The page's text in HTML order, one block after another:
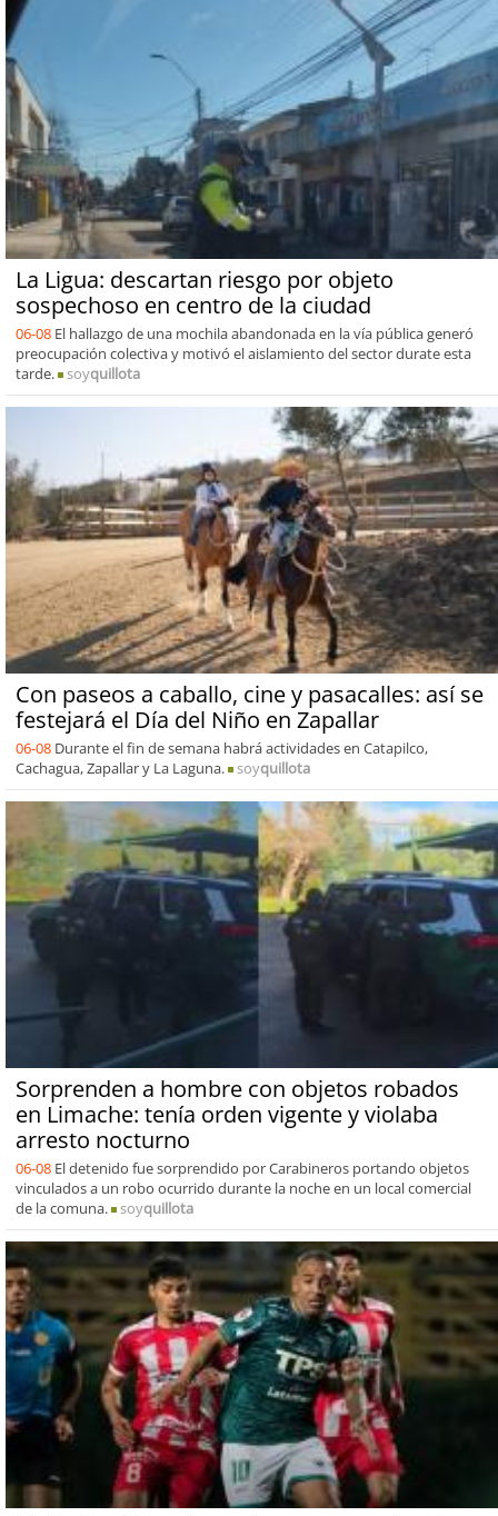
La Ligua: descartan riesgo por objeto
sospechoso en centro de la ciudad
06-08 El hallazgo de una mochila abandonada en la vía pública generó
preocupación colectiva y motivó el aislamiento del sector durate esta
tarde.
soyquillota
Con paseos a caballo, cine y pasacalles: así se
festejará el Día del Niño en Zapallar
06-08 Durante el fin de semana habrá actividades en Catapilco,
Cachagua, Zapallar y La Laguna.
soyquillota
Sorprenden a hombre con objetos robados
en Limache: tenía orden vigente y violaba
arresto nocturno
06-08 El detenido fue sorprendido por Carabineros portando objetos
vinculados a un robo ocurrido durante la noche en un local comercial
de la comuna.
soyquillota